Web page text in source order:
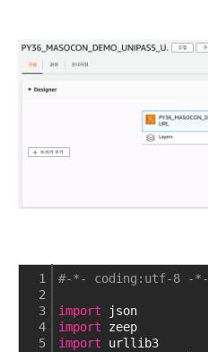
1
2
3
4
5
#-*- coding:utf-8 -*-
import json
import zeep
import urllib3